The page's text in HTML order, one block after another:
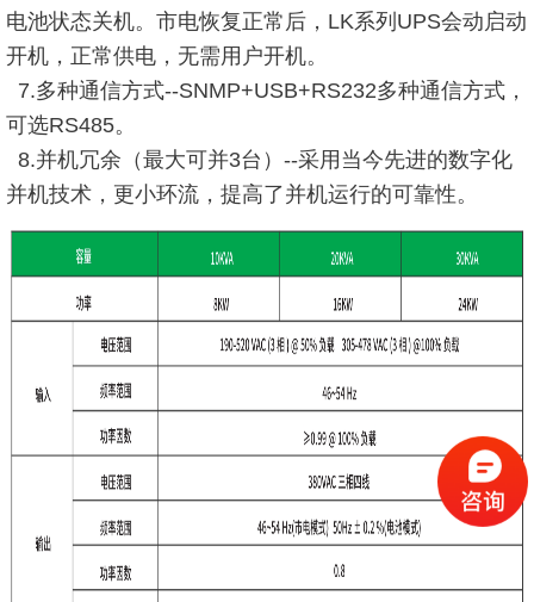
电池状态关机。市电恢复正常后，LK系列UPS会动启动
开机，正常供电，无需用户开机。
7.多种通信方式--SNMP+USB+RS232多种通信方式，
可选RS485。
8.并机冗余（最大可并3台）--采用当今先进的数字化
并机技术，更小环流，提高了并机运行的可靠性。